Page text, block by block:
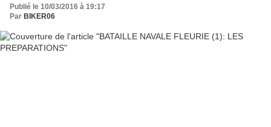
Publié le 10/03/2016 à 19:17
Par BIKER06